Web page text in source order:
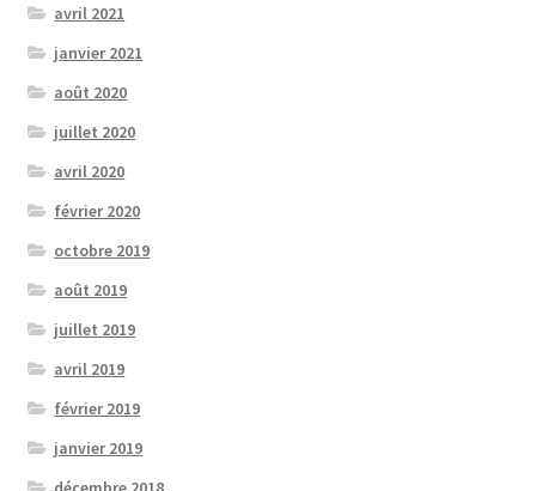
avril 2021
janvier 2021
août 2020
juillet 2020
avril 2020
février 2020
octobre 2019
août 2019
juillet 2019
avril 2019
février 2019
janvier 2019